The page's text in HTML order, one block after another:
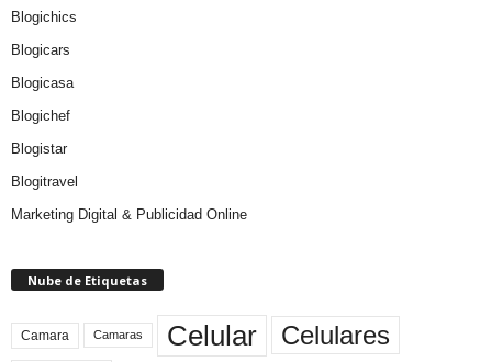
Blogichics
Blogicars
Blogicasa
Blogichef
Blogistar
Blogitravel
Marketing Digital & Publicidad Online
Nube de Etiquetas
Camara Camaras Celular Celulares